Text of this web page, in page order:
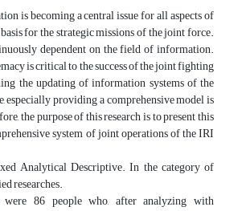
is becoming a central issue for all aspects of
for the strategic missions of the joint force.
dependent on the field of information.
is critical to the success of the joint fighting
the updating of information systems of the
especially providing a comprehensive model is
the purpose of this research is to present this
system of joint operations of the IRI
Analytical Descriptive. In the category of
researches.
86 people who, after analyzing with